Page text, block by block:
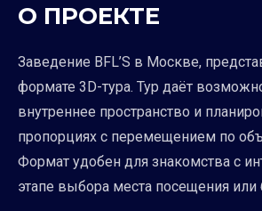
О ПРОЕКТЕ
Заведение BFL’S в Москве,
формате 3D-тура. Тур даёт
внутреннее пространство и
пропорциях с перемещением по
Формат удобен для знакомства с
этапе выбора места посещения или